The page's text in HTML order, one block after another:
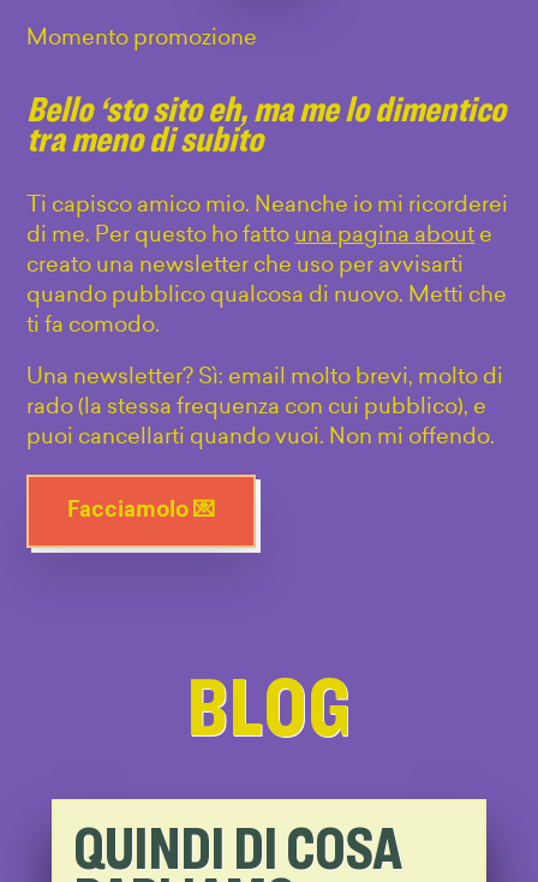
Momento promozione
Bello ‘sto sito eh, ma me lo dimentico
tra meno di subito
Ti capisco amico mio. Neanche io mi ricorderei
di me. Per questo ho fatto una pagina about e
creato una newsletter che uso per avvisarti
quando pubblico qualcosa di nuovo. Metti che
ti fa comodo.
Una newsletter? Sì: email molto brevi, molto di
rado (la stessa frequenza con cui pubblico), e
puoi cancellarti quando vuoi. Non mi offendo.
Facciamolo 💌
BLOG
QUINDI DI COSA